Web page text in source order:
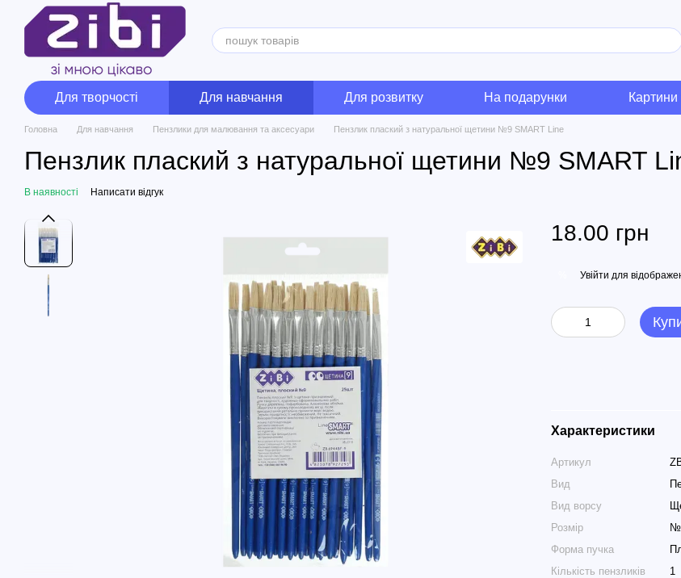
Перейти до основного контенту
Для творчості Для навчання Для розвитку На подарунки
Головна Для навчання Пензлики для малювання та аксесуари Пензлик плаский з натуральної щетини №9 SMART Line
Пензлик плаский з натуральної щетини №9 SMART
В наявності Написати відгук
18.00 грн
Увійти для
Характеристики
Артикул
Вид
Вид ворсу
Розмір
Форма пучка
Кількість пензликів
1